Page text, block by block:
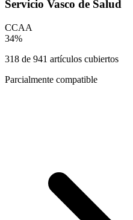
Servicio Vasco de Salud
CCAA
34%
318 de 941 artículos cubiertos
Parcialmente compatible